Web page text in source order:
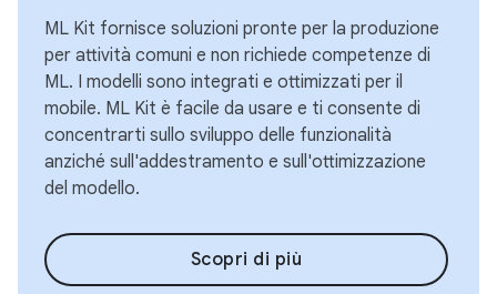
ML Kit fornisce soluzioni pronte per la produzione
per attività comuni e non richiede competenze di
ML. I modelli sono integrati e ottimizzati per il
mobile. ML Kit è facile da usare e ti consente di
concentrarti sullo sviluppo delle funzionalità
anziché sull'addestramento e sull'ottimizzazione
del modello.
Scopri di più